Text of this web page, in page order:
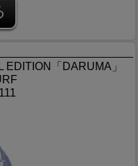
EDITION「DARUMA」